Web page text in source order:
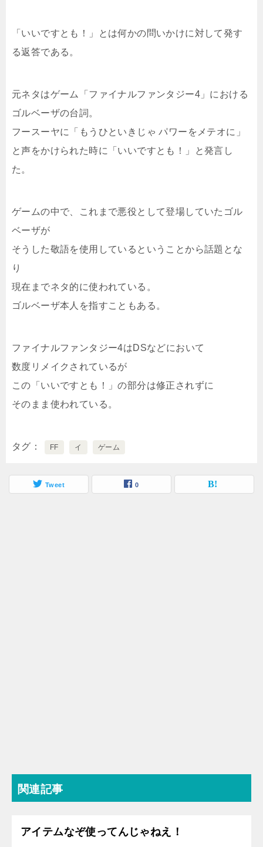
「いいですとも！」とは何かの問いかけに対して発す
る返答である。
元ネタはゲーム「ファイナルファンタジー4」における
ゴルベーザの台詞。
フースーヤに「もうひといきじゃ パワーをメテオに」
と声をかけられた時に「いいですとも！」と発言し
た。
ゲームの中で、これまで悪役として登場していたゴル
ベーザが
そうした敬語を使用しているということから話題とな
り
現在までネタ的に使われている。
ゴルベーザ本人を指すこともある。
ファイナルファンタジー4はDSなどにおいて
数度リメイクされているが
この「いいですとも！」の部分は修正されずに
そのまま使われている。
タグ FF イ ゲーム
Tweet 0
関連記事
アイテムなぞ使ってんじゃねえ！